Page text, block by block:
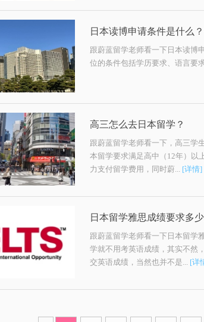
日本读博申请条件是什么
跟蔚蓝留学老师看一下日本读博
位的条件包括学历要求、语言要
高三怎么去日本留学？
跟蔚蓝留学老师看一下，高三学
本留学要求满足高中（12年）以
力支付留学费用，同时蔚... [详情]
日本留学雅思成绩要求多
跟蔚蓝留学老师看一下日本留学
学就不用考英语成绩，其实不然
交英语成绩，当然也并不是... [详